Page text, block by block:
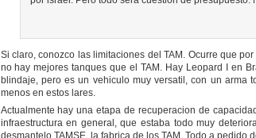
Si claro, conozco las limitaciones del TAM. Ocurre que
no hay mejores tanques que el TAM. Hay Leopard I en
blindaje, pero es un vehiculo muy versatil, con un arma
menos en estos lares.
Actualmente hay una etapa de recuperacion de
infraestructura en general, que estaba todo muy